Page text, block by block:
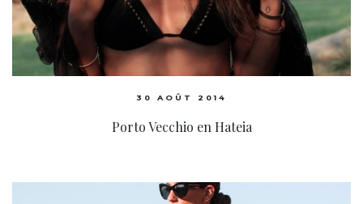
30 AOÛT 2014
Porto Vecchio en Hateia